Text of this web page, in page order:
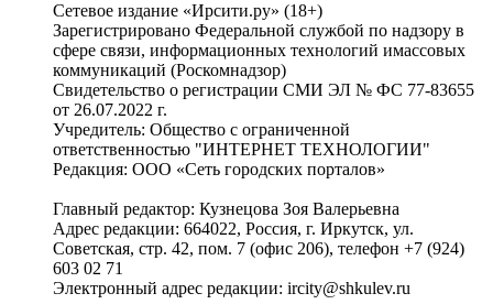
Сетевое издание «Ирсити.ру» (18+)
Зарегистрировано Федеральной службой по надзору в
сфере связи, информационных технологий имассовых
коммуникаций (Роскомнадзор)
Свидетельство о регистрации СМИ ЭЛ № ФС 77-83655
от 26.07.2022 г.
Учредитель: Общество с ограниченной
ответственностью "ИНТЕРНЕТ ТЕХНОЛОГИИ"
Редакция: ООО «Сеть городских порталов»
Главный редактор: Кузнецова Зоя Валерьевна
Адрес редакции: 664022, Россия, г. Иркутск, ул.
Советская, стр. 42, пом. 7 (офис 206), телефон +7 (924)
603 02 71
Электронный адрес редакции: ircity@shkulev.ru